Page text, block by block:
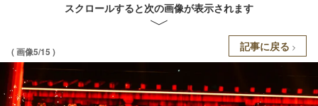
スクロールすると次の画像が表示されます
( 画像5/15 ) 記事に戻る